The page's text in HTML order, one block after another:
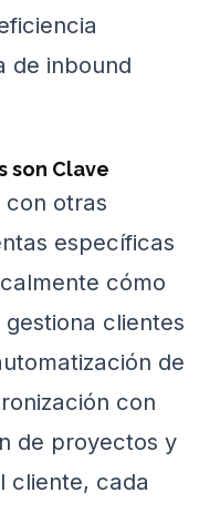
de inbound
son Clave
con otras
específicas
cómo
clientes
de
con
de proyectos y
cliente, cada